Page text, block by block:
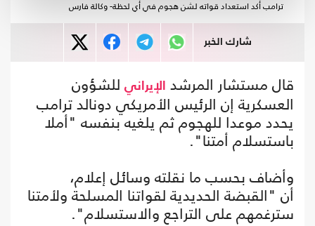
ترامب أكد استعداد قواته لشن هجوم في أي لحظة- وكالة فارس
شارك الخبر
قال مستشار المرشد الإيراني للشؤون
العسكرية إن الرئيس الأمريكي دونالد ترامب
يحدد موعدا للهجوم ثم يلغيه بنفسه "أملا
باستسلام أمتنا".
وأضاف بحسب ما نقلته وسائل إعلام،
أن "القبضة الحديدية لقواتنا المسلحة ولأمتنا
سترغمهم على التراجع والاستسلام".